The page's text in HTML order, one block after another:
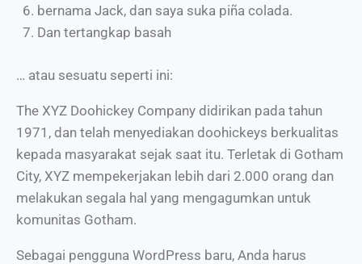
bernama Jack, dan saya suka piña colada.
Dan tertangkap basah
… atau sesuatu seperti ini:
The XYZ Doohickey Company didirikan pada tahun
1971, dan telah menyediakan doohickeys berkualitas
kepada masyarakat sejak saat itu. Terletak di Gotham
City, XYZ mempekerjakan lebih dari 2.000 orang dan
melakukan segala hal yang mengagumkan untuk
komunitas Gotham.
Sebagai pengguna WordPress baru, Anda harus